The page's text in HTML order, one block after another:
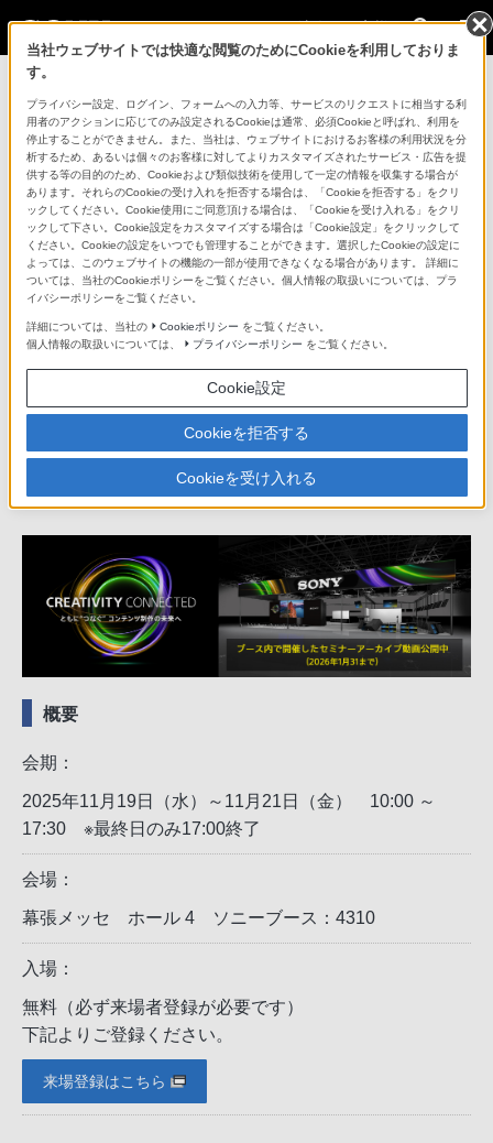
法人のお客様
イベント・セミナー
イベント・セミナー一覧にもどる
2025年10月21日
メディア総合イベント「Inter BEE 2025」出展の
ご案内
ソニーマーケティング株式会社は、2025年11月19日
（水）～11月21日（金）に開催されるメディア総合イベ
ント「Inter BEE 2025」にソニービズネットワークス株
式会社と共同で出展します。
概要
会期：
2025年11月19日（水）～11月21日（金） 10:00 ～
17:30 ※最終日のみ17:00終了
会場：
幕張メッセ ホール 4 ソニーブース：4310
入場：
無料（必ず来場者登録が必要です）
下記よりご登録ください。
来場登録はこちら
当社ウェブサイトでは快適な閲覧のためにCookieを利用しておりま
す。
プライバシー設定、ログイン、フォームへの入力等、サービスのリクエストに相当する利
用者のアクションに応じてのみ設定されるCookieは通常、必須Cookieと呼ばれ、利用を
停止することができません。また、当社は、ウェブサイトにおけるお客様の利用状況を分
析するため、あるいは個々のお客様に対してよりカスタマイズされたサービス・広告を提
供する等の目的のため、Cookieおよび類似技術を使用して一定の情報を収集する場合が
あります。それらのCookieの受け入れを拒否する場合は、「Cookieを拒否する」をクリ
ックしてください。Cookie使用にご同意頂ける場合は、「Cookieを受け入れる」をクリ
ックして下さい。Cookie設定をカスタマイズする場合は「Cookie設定」をクリックして
ください。Cookieの設定をいつでも管理することができます。選択したCookieの設定に
よっては、このウェブサイトの機能の一部が使用できなくなる場合があります。 詳細に
ついては、当社のCookieポリシーをご覧ください。個人情報の取扱いについては、プラ
イバシーポリシーをご覧ください。
詳細については、当社の Cookieポリシー をご覧ください。
個人情報の取扱いについては、
プライバシーポリシー をご覧ください。
Cookie設定
Cookieを拒否する
Cookieを受け入れる